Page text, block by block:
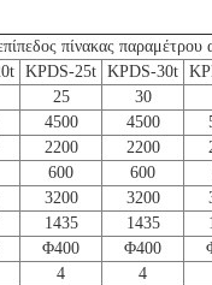
πίνακας παραμέτρου
KPDS-25t KPDS-30t
25 30
4500 4500
2200 2200
600 600
3200 3200
1435 1435
Φ400 Φ400
4 4